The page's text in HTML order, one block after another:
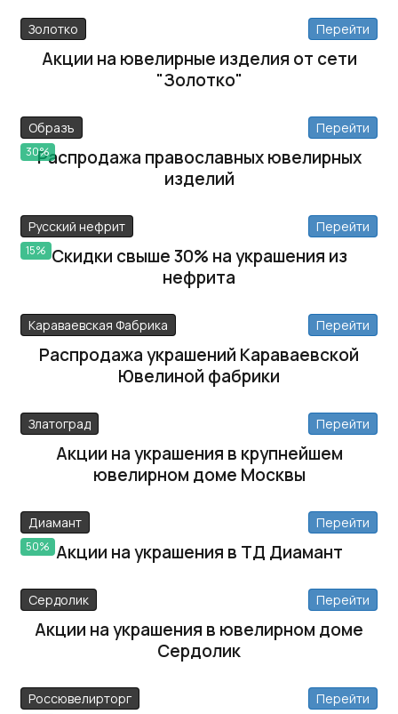
Золотко Перейти
Акции на ювелирные изделия от сети
"Золотко"
Образъ
30%
Перейти
Распродажа православных ювелирных
изделий
Русский нефрит
15%
Перейти
Скидки свыше 30% на украшения из
нефрита
Караваевская Фабрика Перейти
Распродажа украшений Караваевской
Ювелиной фабрики
Златоград Перейти
Акции на украшения в крупнейшем
ювелирном доме Москвы
Диамант
50%
Перейти
Акции на украшения в ТД Диамант
Сердолик Перейти
Акции на украшения в ювелирном доме
Сердолик
Россювелирторг Перейти